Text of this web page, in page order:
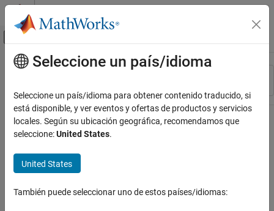
Saltar al contenido
Mostrar/ocultar menú de navegación
Recurso
Contenido principal
Seleccione un país/idioma
Seleccione un país/idioma para obtener contenido traducido, si
está disponible, y ver eventos y ofertas de productos y servicios
locales. Según su ubicación geográfica, recomendamos que
seleccione:United States.
United States
También puede seleccionar uno de estos países/idiomas: